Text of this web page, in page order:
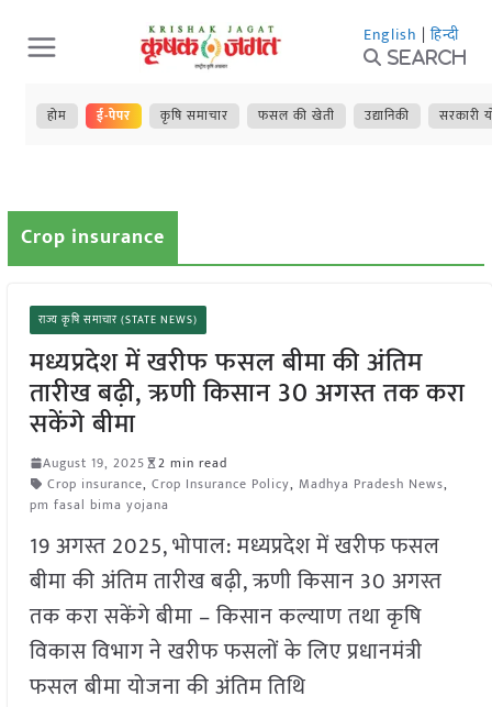
Skip
to
content
English | हिन्दी
Search
होम ई-पेपर कृषि समाचार फसल की खेती उद्यानिकी सरकारी
Crop insurance
राज्य कृषि समाचार (STATE NEWS)
मध्यप्रदेश में खरीफ फसल बीमा की अंतिम
तारीख बढ़ी, ऋणी किसान 30 अगस्त तक करा
सकेंगे बीमा
August 19, 2025
2 min read
Crop insurance, Crop Insurance Policy, Madhya Pradesh News,
pm fasal bima yojana
19 अगस्त 2025, भोपाल: मध्यप्रदेश में खरीफ फसल
बीमा की अंतिम तारीख बढ़ी, ऋणी किसान 30 अगस्त
तक करा सकेंगे बीमा – किसान कल्याण तथा कृषि
विकास विभाग ने खरीफ फसलों के लिए प्रधानमंत्री
फसल बीमा योजना की अंतिम तिथि